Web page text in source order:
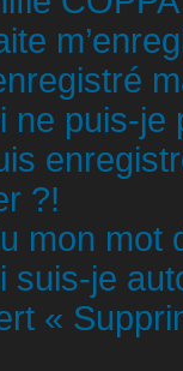
ne puis-je
?!
mon mot
suis-je
«